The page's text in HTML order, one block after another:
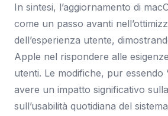
In sintesi, l’aggiornamento di
come un passo avanti
dell’esperienza utente,
Apple nel rispondere alle
utenti. Le modifiche, pur essendo
avere un impatto significativo
sull’usabilità quotidiana del